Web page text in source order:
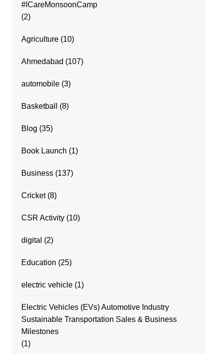
#ICareMonsoonCamp
(2)
Agriculture(10)
Ahmedabad (107)
automobile(3)
Basketball (8)
Blog (35)
Book Launch (1)
Business(137)
Cricket(8)
CSR Activity(10)
digital (2)
Education (25)
electric vehicle(1)
Electric Vehicles (EVs) Automotive Industry
Sustainable Transportation Sales & Business
Milestones
(1)